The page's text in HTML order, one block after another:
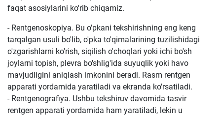
faqat asosiylarini ko'rib chiqamiz.
- Rentgenoskopiya. Bu o'pkani tekshirishning eng keng
tarqalgan usuli bo'lib, o'pka to'qimalarining tuzilishidagi
o'zgarishlarni ko'rish, siqilish o'choqlari yoki ichi bo'sh
joylarni topish, plevra bo'shlig'ida suyuqlik yoki havo
mavjudligini aniqlash imkonini beradi. Rasm rentgen
apparati yordamida yaratiladi va ekranda ko'rsatiladi.
- Rentgenografiya. Ushbu tekshiruv davomida tasvir
rentgen apparati yordamida ham yaratiladi, lekin u